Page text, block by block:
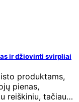
ir džiovinti svirpliai
produktams,
pienas,
reiškiniu, tačiau…